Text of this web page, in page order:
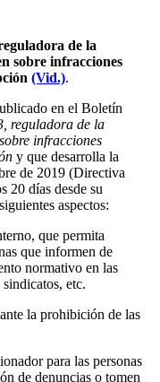
de la
sobre infracciones
(Vid.).
en el Boletín
reguladora de la
infracciones
y que desarrolla la
de 2019 (Directiva
20 días desde su
aspectos:
que permita
que informen de
normativo en las
etc.
la prohibición de las
para las personas
de denuncias o tomen